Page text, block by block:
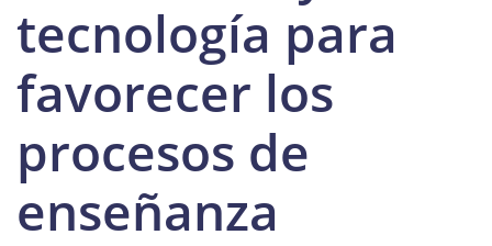
tecnología para
favorecer los
procesos de
enseñanza